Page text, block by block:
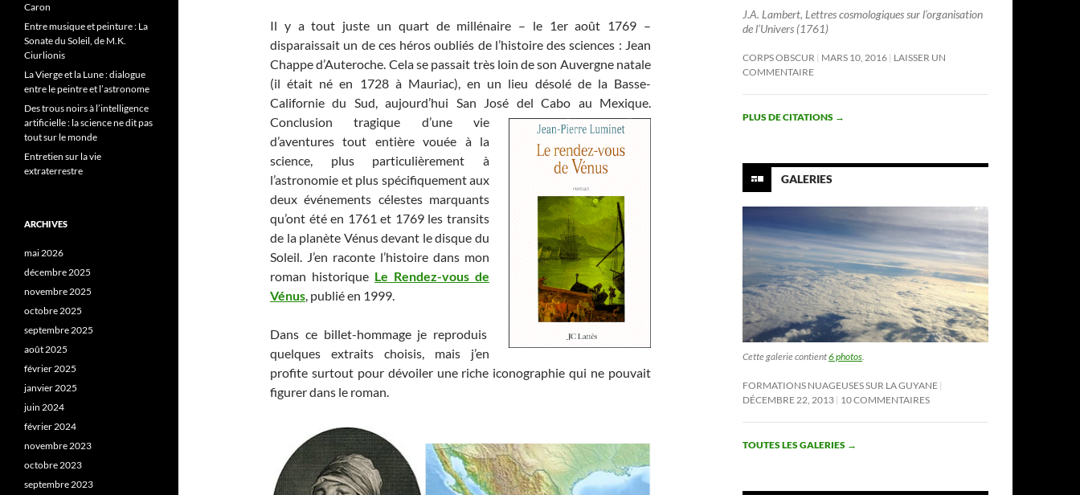
Il y a tout juste un quart de millénaire – le 1er août 1769 –
disparaissait un de ces héros oubliés de l’histoire des sciences : Jean
Chappe d’Auteroche. Cela se passait très loin de son Auvergne natale
(il était né en 1728 à Mauriac), en un lieu désolé de la Basse-
Californie du Sud, aujourd’hui San José del Cabo au Mexique.
Conclusion tragique d’une vie
d’aventures tout entière vouée à la
science, plus particulièrement à
l’astronomie et plus spécifiquement aux
deux événements célestes marquants
qu’ont été en 1761 et 1769 les transits
de la planète Vénus devant le disque du
Soleil. J’en raconte l’histoire dans mon
roman historique Le Rendez-vous de
Vénus, publié en 1999.
Dans ce billet-hommage je reproduis
quelques extraits choisis, mais j’en
profite surtout pour dévoiler une riche iconographie qui ne pouvait
figurer dans le roman.
J.A. Lambert, Lettres cosmologiques sur l’organisation
de l’Univers (1761)
CORPS OBSCUR MARS 10, 2016 LAISSER UN
COMMENTAIRE
PLUS DE CITATIONS →
GALERIES
Cette galerie contient6 photos.
FORMATIONS NUAGEUSES SUR LA GUYANE
DÉCEMBRE 22, 2013 10 COMMENTAIRES
TOUTES LES GALERIES →
Caron
Entre musique et peinture : La
Sonate du Soleil, de M.K.
Ciurlionis
La Vierge et la Lune : dialogue
entre le peintre et l’astronome
Des trous noirs à l’intelligence
artificielle : la science ne dit pas
tout sur le monde
Entretien sur la vie
extraterrestre
ARCHIVES
mai 2026
décembre 2025
novembre 2025
octobre 2025
septembre 2025
août 2025
février 2025
janvier 2025
juin 2024
février 2024
novembre 2023
octobre 2023
septembre 2023